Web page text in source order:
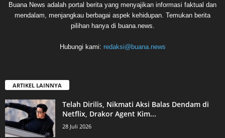
Buana News adalah portal berita yang menyajikan informasi faktual dan
mendalam, menjangkau berbagai aspek kehidupan. Temukan berita
pilihan hanya di buana.news.
Hubungi kami: redaksi@buana.news
ARTIKEL LAINNYA
Telah Dirilis, Nikmati Aksi Balas Dendam di
Netflix, Drakor Agent Kim...
28 Juli 2026